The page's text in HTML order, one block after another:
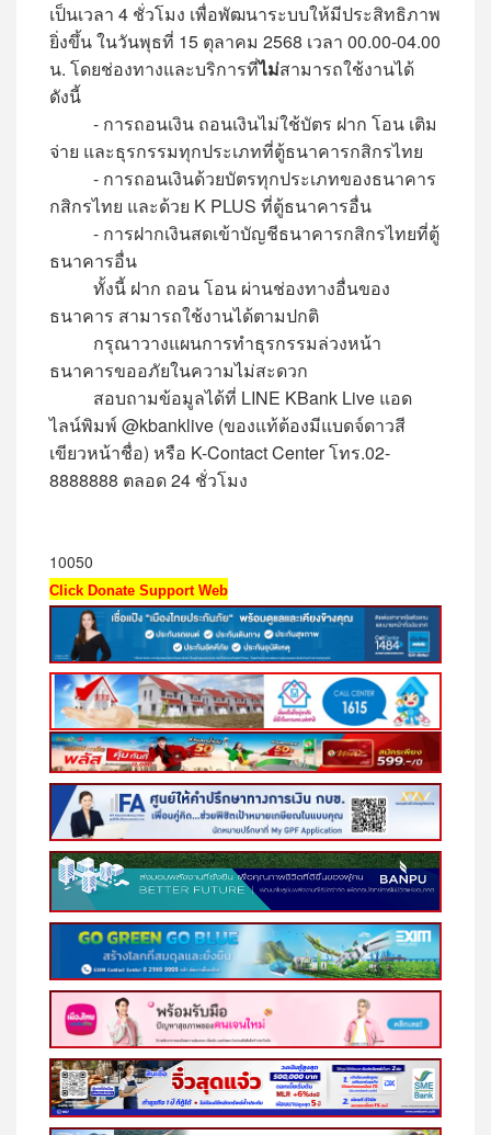
เป็นเวลา 4 ชั่วโมง เพื่อพัฒนาระบบให้มีประสิทธิภาพ
ยิ่งขึ้น ในวันพุธที่ 15 ตุลาคม 2568 เวลา 00.00-04.00
น. โดยช่องทางและบริการที่ไม่สามารถใช้งานได้
ดังนี้
- การถอนเงิน ถอนเงินไม่ใช้บัตร ฝาก โอน เติม
จ่าย และธุรกรรมทุกประเภทที่ตู้ธนาคารกสิกรไทย
- การถอนเงินด้วยบัตรทุกประเภทของธนาคาร
กสิกรไทย และด้วย K PLUS ที่ตู้ธนาคารอื่น
- การฝากเงินสดเข้าบัญชีธนาคารกสิกรไทยที่ตู้
ธนาคารอื่น
ทั้งนี้ ฝาก ถอน โอน ผ่านช่องทางอื่นของ
ธนาคาร สามารถใช้งานได้ตามปกติ
กรุณาวางแผนการทำธุรกรรมล่วงหน้า
ธนาคารขออภัยในความไม่สะดวก
สอบถามข้อมูลได้ที่ LINE KBank Live แอด
ไลน์พิมพ์ @kbanklive (ของแท้ต้องมีแบดจ์ดาวสี
เขียวหน้าชื่อ) หรือ K-Contact Center โทร.02-
8888888 ตลอด 24 ชั่วโมง
10050
Click Donate Support Web